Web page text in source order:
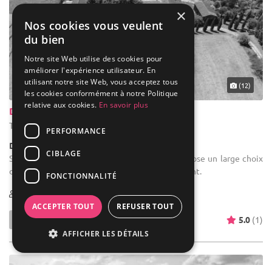
(12)
Domaine de Bertranet
Tonneins - Lot-et-Garonne (47)
Demeure de caractère / Domaine
Salle des fêtes : Le Domaine de Bertranet propose un large choix
d'espaces pour l'organisation de votre événement.
1-200 23 max
5.0 (1)
×
Nos cookies vous veulent
du bien
Notre site Web utilise des cookies pour
améliorer l'expérience utilisateur. En
utilisant notre site Web, vous acceptez tous
les cookies conformément à notre Politique
relative aux cookies. En savoir plus
PERFORMANCE
CIBLAGE
FONCTIONNALITÉ
ACCEPTER TOUT REFUSER TOUT
AFFICHER LES DÉTAILS